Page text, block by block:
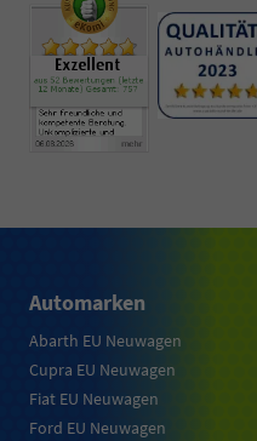
Automarken
Abarth EU Neuwagen
Cupra EU Neuwagen
Fiat EU Neuwagen
Ford EU Neuwagen